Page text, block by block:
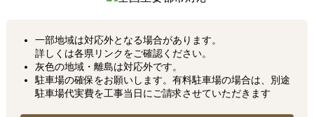
一部地域は対応外となる場合があります。
詳しくは各県リンクをご確認ください。
灰色の地域・離島は対応外です。
駐車場の確保をお願いします。有料駐車場の場合は、別途
駐車場代実費を工事当日にご請求させていただきます